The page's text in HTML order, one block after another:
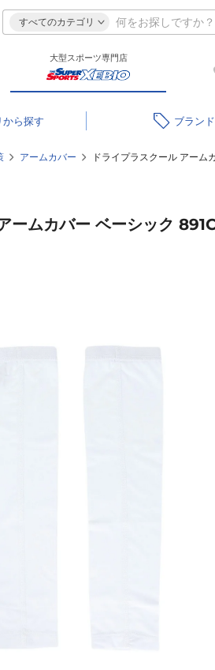
すべてのカテゴリ
大型スポーツ専門店
ブランド
アームカバー ドライプラスクール アー
ームカバー ベーシック